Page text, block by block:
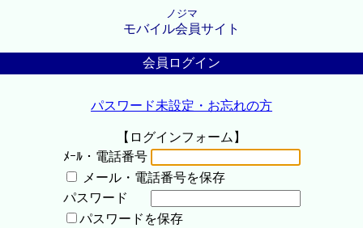
ノジマ
モバイル会員サイト
会員ログイン
パスワード未設定・お忘れの方
【ログインフォーム】
ﾒｰﾙ・電話番号
メール・電話番号を保存
パスワード
パスワードを保存